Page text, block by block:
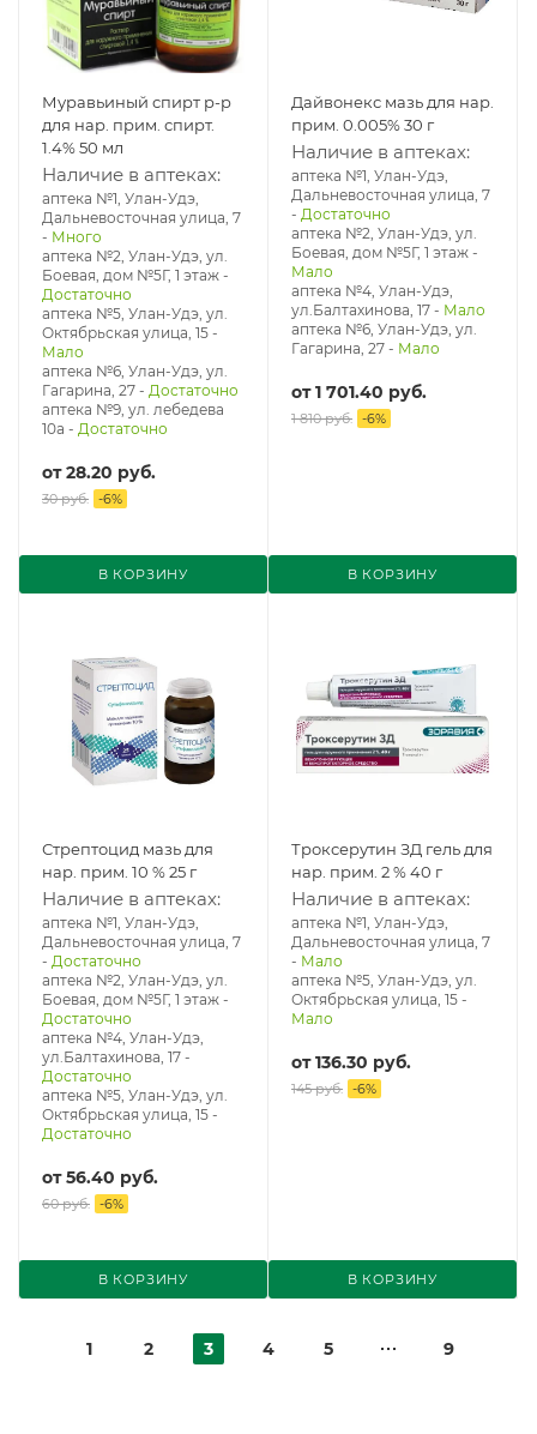
Муравьиный спирт р-р
для нар. прим. спирт.
1.4% 50 мл
Наличие в аптеках:
аптека №1, Улан-Удэ,
Дальневосточная улица, 7
- Много
аптека №2, Улан-Удэ, ул.
Боевая, дом №5Г, 1 этаж -
Достаточно
аптека №5, Улан-Удэ, ул. ​
Октябрьская улица, 15 -
Мало
аптека №6, Улан-Удэ, ул.
Гагарина, 27 - Достаточно
аптека №9, ул. лебедева
10а - Достаточно
от28.20 руб.
30 руб. -6%
В КОРЗИНУ
Дайвонекс мазь для нар.
прим. 0.005% 30 г
Наличие в аптеках:
аптека №1, Улан-Удэ,
Дальневосточная улица, 7
- Достаточно
аптека №2, Улан-Удэ, ул.
Боевая, дом №5Г, 1 этаж -
Мало
аптека №4, Улан-Удэ,
ул.Балтахинова, 17 - Мало
аптека №6, Улан-Удэ, ул.
Гагарина, 27 - Мало
от1 701.40 руб.
1 810 руб. -6%
В КОРЗИНУ
Стрептоцид мазь для
нар. прим. 10 % 25 г
Наличие в аптеках:
аптека №1, Улан-Удэ,
Дальневосточная улица, 7
- Достаточно
аптека №2, Улан-Удэ, ул.
Боевая, дом №5Г, 1 этаж -
Достаточно
аптека №4, Улан-Удэ,
ул.Балтахинова, 17 -
Достаточно
аптека №5, Улан-Удэ, ул. ​
Октябрьская улица, 15 -
Достаточно
от56.40 руб.
60 руб. -6%
В КОРЗИНУ
Троксерутин ЗД гель для
нар. прим. 2 % 40 г
Наличие в аптеках:
аптека №1, Улан-Удэ,
Дальневосточная улица, 7
- Мало
аптека №5, Улан-Удэ, ул. ​
Октябрьская улица, 15 -
Мало
от136.30 руб.
145 руб. -6%
В КОРЗИНУ
1 2 3 4 5 9